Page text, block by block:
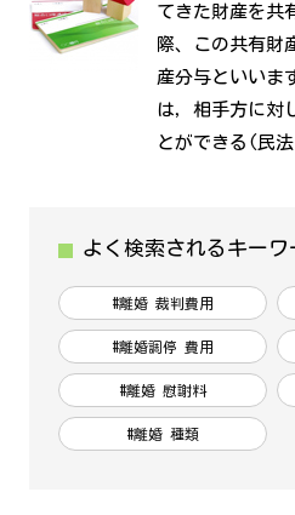
てきた財産を共
際、この共有財
産分与といいま
は，相手方に対
とができる(民
よく検索されるキーワ
#離婚 裁判費用
#離婚調停 費用
#離婚 慰謝料
#離婚 種類